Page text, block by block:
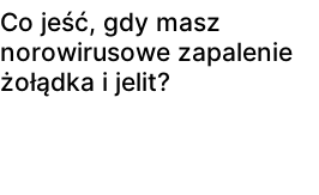
Co jeść, gdy masz
norowirusowe zapalenie
żołądka i jelit?